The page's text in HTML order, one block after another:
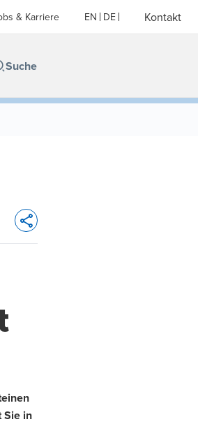
& Karriere EN DE Kontakt
Opens In A New Window/tab
Sie in